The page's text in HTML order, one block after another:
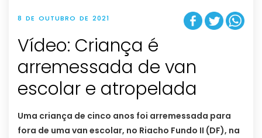
8 DE OUTUBRO DE 2021
Vídeo: Criança é
arremessada de van
escolar e atropelada
Uma criança de cinco anos foi arremessada para
fora de uma van escolar, no Riacho Fundo II (DF), na